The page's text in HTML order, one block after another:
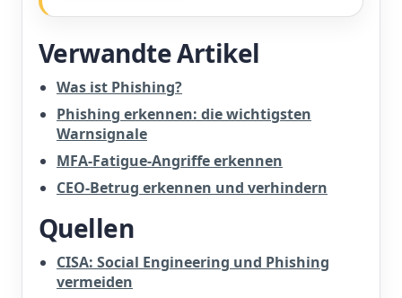
Verwandte Artikel
Was ist Phishing?
Phishing erkennen: die wichtigsten
Warnsignale
MFA-Fatigue-Angriffe erkennen
CEO-Betrug erkennen und verhindern
Quellen
CISA: Social Engineering und Phishing
vermeiden